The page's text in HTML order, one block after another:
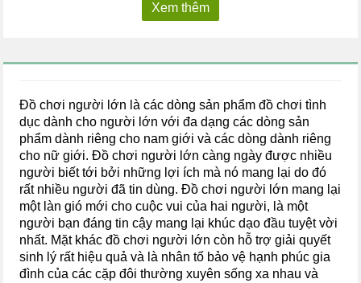
Xem thêm
Đồ chơi người lớn là các dòng sản phẩm đồ chơi tình
dục dành cho người lớn với đa dạng các dòng sản
phẩm dành riêng cho nam giới và các dòng dành riêng
cho nữ giới. Đồ chơi người lớn càng ngày được nhiều
người biết tới bởi những lợi ích mà nó mang lại do đó
rất nhiều người đã tin dùng. Đồ chơi người lớn mang lại
một làn gió mới cho cuộc vui của hai người, là một
người bạn đáng tin cậy mang lại khúc dạo đầu tuyệt vời
nhất. Mặt khác đồ chơi người lớn còn hỗ trợ giải quyết
sinh lý rất hiệu quả và là nhân tố bảo vệ hạnh phúc gia
đình của các cặp đôi thường xuyên sống xa nhau và